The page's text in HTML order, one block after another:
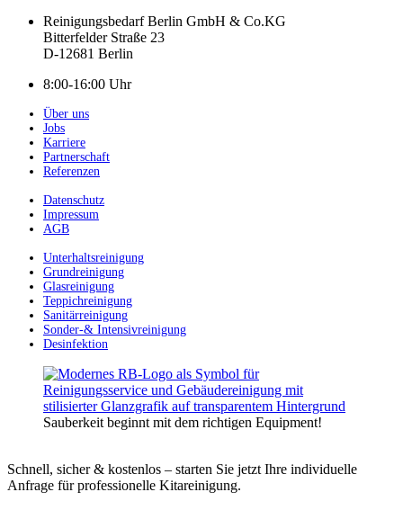
Reinigungsbedarf Berlin GmbH & Co.KG
Bitterfelder Straße 23
D-12681 Berlin
8:00-16:00 Uhr
Über uns
Jobs
Karriere
Partnerschaft
Referenzen
Datenschutz
Impressum
AGB
Unterhaltsreinigung
Grundreinigung
Glasreinigung
Teppichreinigung
Sanitärreinigung
Sonder-& Intensivreinigung
Desinfektion
Sauberkeit beginnt mit dem richtigen Equipment!
Schnell, sicher & kostenlos – starten Sie jetzt Ihre individuelle
Anfrage für professionelle Kitareinigung.